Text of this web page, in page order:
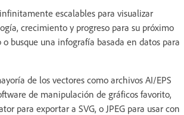
escalables para visualizar
crecimiento y progreso para su próximo
busque una infografía basada en datos para
de los vectores como archivos AI/EPS
de manipulación de gráficos favorito,
para exportar a SVG, o JPEG para usar con